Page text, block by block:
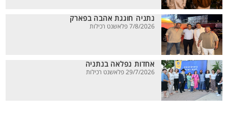
נתניה חוגגת אהבה בפארק
7/8/2026 פלאשנט רכילות
אחדות נפלאה בנתניה
29/7/2026 פלאשנט רכילות